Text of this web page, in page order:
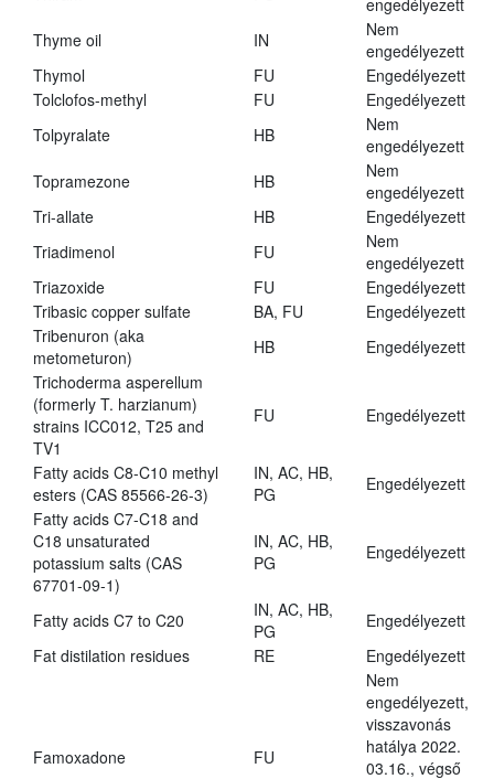
engedélyezett
Thyme oil
IN
Nem
engedélyezett
Thymol
FU
Engedélyezett
Tolclofos-methyl
FU
Engedélyezett
Tolpyralate
HB
Nem
engedélyezett
Topramezone
HB
Nem
engedélyezett
Tri-allate
HB
Engedélyezett
Triadimenol
FU
Nem
engedélyezett
Triazoxide
FU
Engedélyezett
Tribasic copper sulfate
BA, FU
Engedélyezett
Tribenuron (aka
metometuron)
HB
Engedélyezett
Trichoderma asperellum
(formerly T. harzianum)
strains ICC012, T25 and
TV1
FU Engedélyezett
Fatty acids C8-C10 methyl
esters (CAS 85566-26-3)
IN, AC, HB,
PG
Engedélyezett
Fatty acids C7-C18 and
C18 unsaturated
potassium salts (CAS
67701-09-1)
IN, AC, HB,
PG
Engedélyezett
Fatty acids C7 to C20
IN, AC, HB,
PG
Engedélyezett
Fat distilation residues
RE Engedélyezett
Famoxadone FU
Nem
engedélyezett,
visszavonás
hatálya 2022.
03.16., végső